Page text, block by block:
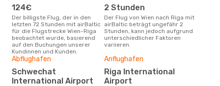
124€
Der billigste Flug, der in den
letzten 72 Stunden mit airBaltic
für die Flugstrecke Wien-Riga
beobachtet wurde, basierend
auf den Buchungen unserer
Kundinnen und Kunden.
2 Stunden
Der Flug von Wien nach Riga mit
airBaltic beträgt ungefähr 2
Stunden, kann jedoch aufgrund
unterschiedlicher Faktoren
variieren.
Abflughafen
Schwechat
International Airport
Anflughafen
Riga International
Airport